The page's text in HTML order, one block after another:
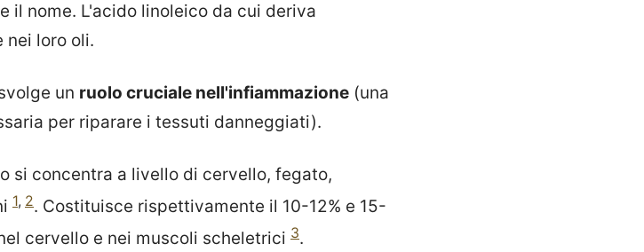
il nome. L'acido linoleico da cui deriva
nei loro oli.
un ruolo cruciale nell'infiammazione (una
per riparare i tessuti danneggiati).
si concentra a livello di cervello, fegato,
1, 2. Costituisce rispettivamente il 10-12% e 15-
cervello e nei muscoli scheletrici 3.